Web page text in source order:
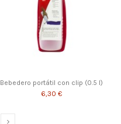
Bebedero portátil con clip (0.5 l)
6,30 €